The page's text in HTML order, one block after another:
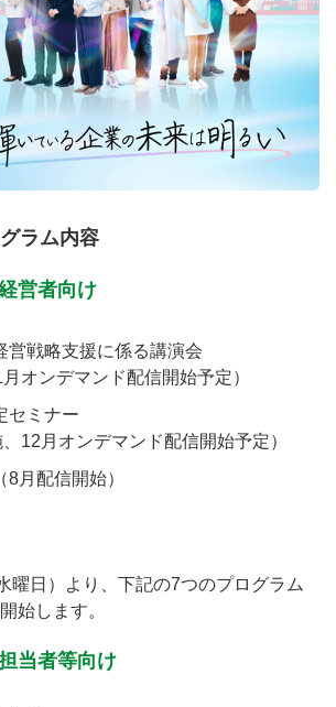
ラム内容
営者向け
営戦略支援に係る講演会
月オンデマンド配信開始予定）
セミナー
、12月オンデマンド配信開始予定）
月配信開始）
曜日）より、下記の7つのプログラム
始します。
当者等向け